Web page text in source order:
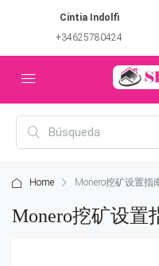
Cintia Indolfi
+34625780424
Home Monero挖矿设置指
Monero挖矿设置